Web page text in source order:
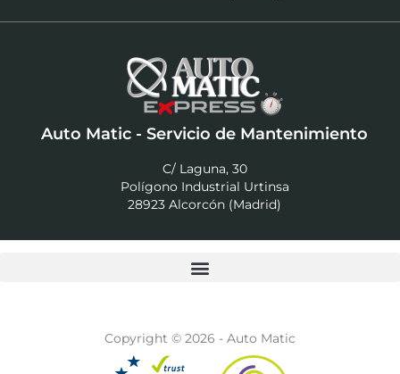
Auto Matic - Servicio de Mantenimiento
C/ Laguna, 30
Polígono Industrial Urtinsa
28923 Alcorcón (Madrid)
Copyright © 2026 - Auto Matic